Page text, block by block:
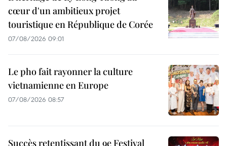
cœur d'un ambitieux projet
touristique en République de Corée
07/08/2026 09:01
Le pho fait rayonner la culture
vietnamienne en Europe
07/08/2026 08:57
Succès retentissant du 9e Festival